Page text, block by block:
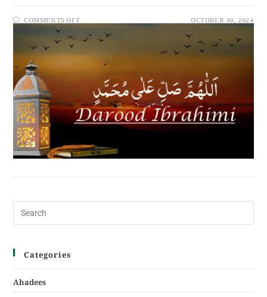
COMMENTS OFF OCTOBER 30, 2024
Categories
Ahadees